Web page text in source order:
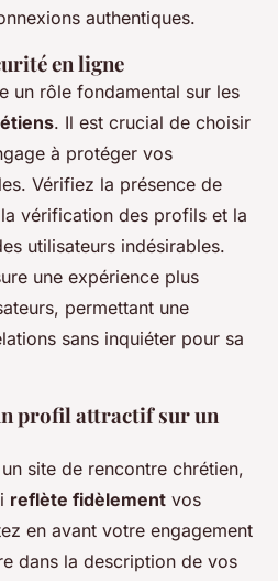
authentiques.
en ligne
un rôle fondamental sur les
. Il est crucial de choisir
à protéger vos
Vérifiez la présence de
vérification des profils et la
utilisateurs indésirables.
une expérience plus
permettant une
sans inquiéter pour sa
profil attractif sur un
site de rencontre chrétien,
reflète fidèlement vos
en avant votre engagement
dans la description de vos